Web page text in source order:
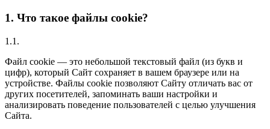
1. Что такое файлы cookie?
1.1.
Файл cookie — это небольшой текстовый файл (из букв и
цифр), который Сайт сохраняет в вашем браузере или на
устройстве. Файлы cookie позволяют Сайту отличать вас от
других посетителей, запоминать ваши настройки и
анализировать поведение пользователей с целью улучшения
Сайта.